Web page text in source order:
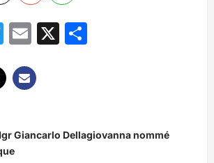
Twitter
Email
X
Giancarlo Dellagiovanna nommé